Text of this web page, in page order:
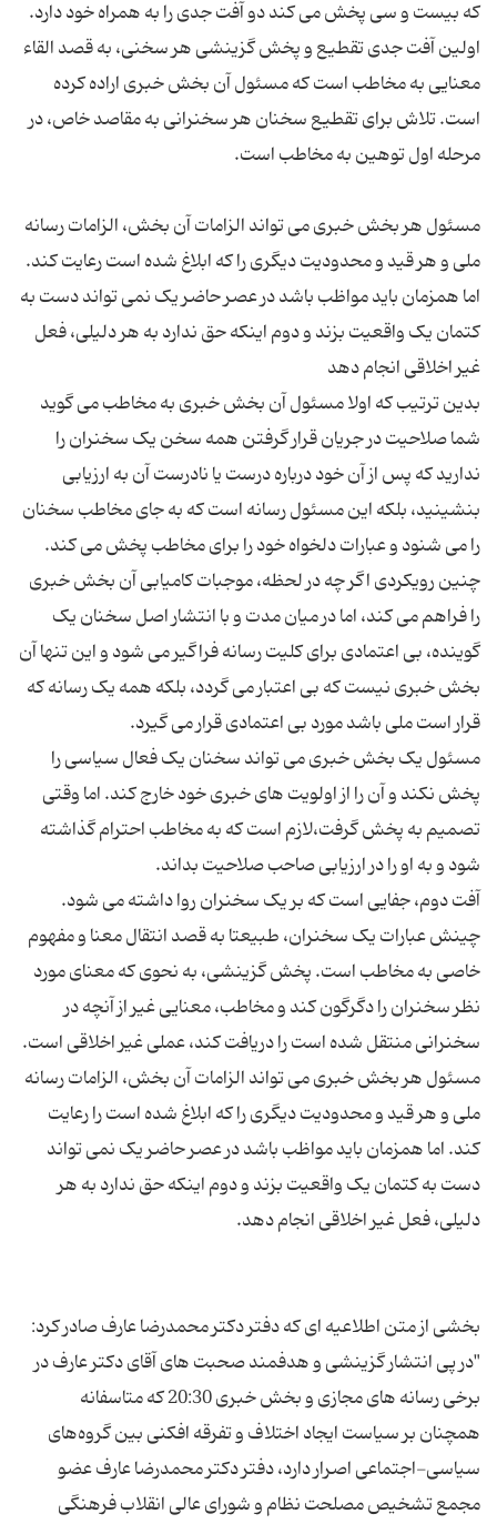
اولین آفت جدی تقطیع و پخش گزینشی هر سخنی، به قصد القاء
معنایی به مخاطب است که مسئول آن بخش خبری اراده کرده
است. تلاش برای تقطیع سخنان هر سخنرانی به مقاصد خاص، در
مسئول هر بخش خبری می تواند الزامات آن بخش، الزامات رسانه
ملی و هر قید و محدودیت دیگری را که ابلاغ شده است رعایت کند.
اما همزمان باید مواظب باشد در عصر حاضر یک نمی تواند دست به
کتمان یک واقعیت بزند و دوم اینکه حق ندارد به هر دلیلی، فعل
بدین ترتیب که اولا مسئول آن بخش خبری به مخاطب می گوید
شما صلاحیت در جریان قرار گرفتن همه سخن یک سخنران را
ندارید که پس از آن خود درباره درست یا نادرست آن به ارزیابی
بنشینید، بلکه این مسئول رسانه است که به جای مخاطب سخنان
چنین رویکردی اگر چه در لحظه، موجبات کامیابی آن بخش خبری
را فراهم می کند، اما در میان مدت و با انتشار اصل سخنان یک
گوینده، بی اعتمادی برای کلیت رسانه فراگیر می شود و این تنها آن
بخش خبری نیست که بی اعتبار می گردد، بلکه همه یک رسانه که
مسئول یک بخش خبری می تواند سخنان یک فعال سیاسی را
پخش نکند و آن را از اولویت های خبری خود خارج کند. اما وقتی
تصمیم به پخش گرفت،لازم است که به مخاطب احترام گذاشته
آفت دوم، جفایی است که بر یک سخنران روا داشته می شود.
چینش عبارات یک سخنران، طبیعتا به قصد انتقال معنا و مفهوم
خاصی به مخاطب است. پخش گزینشی، به نحوی که معنای مورد
نظر سخنران را دگرگون کند و مخاطب، معنایی غیر از آنچه در
مسئول هر بخش خبری می تواند الزامات آن بخش، الزامات رسانه
ملی و هر قید و محدودیت دیگری را که ابلاغ شده است را رعایت
کند. اما همزمان باید مواظب باشد در عصر حاضر یک نمی تواند
دست به کتمان یک واقعیت بزند و دوم اینکه حق ندارد به هر
بخشی از متن اطلاعیه ای که دفتر دکتر محمدرضا عارف صادر کرد:
"در پی انتشار گزینشی و هدفمند صحبت های آقای دكتر عارف در
برخی رسانه های مجازی و بخش خبری 20:30 كه متاسفانه
همچنان بر سیاست ایجاد اختلاف و تفرقه افكنی بین گروه‌های
سیاسی-اجتماعی اصرار دارد، دفتر دكتر محمدرضا عارف عضو
مجمع تشخیص مصلحت نظام و شورای عالی انقلاب فرهنگی